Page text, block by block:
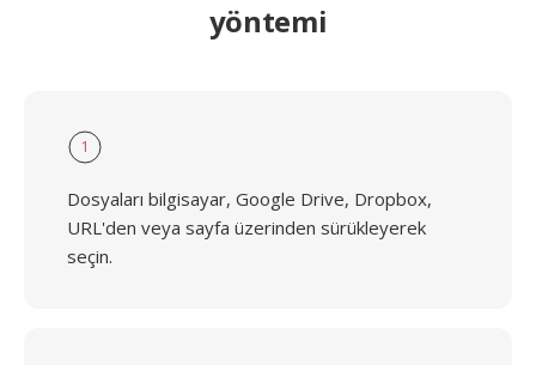
yöntemi
1
Dosyaları bilgisayar, Google Drive, Dropbox,
URL'den veya sayfa üzerinden sürükleyerek
seçin.